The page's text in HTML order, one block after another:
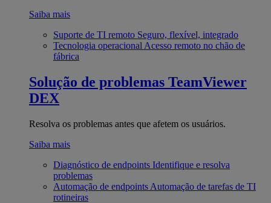
Saiba mais
Suporte de TI remoto Seguro, flexível, integrado
Tecnologia operacional Acesso remoto no chão de
fábrica
Solução de problemas TeamViewer
DEX
Resolva os problemas antes que afetem os usuários.
Saiba mais
Diagnóstico de endpoints Identifique e resolva
problemas
Automação de endpoints Automação de tarefas de TI
rotineiras